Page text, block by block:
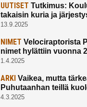
UUTISET Tutkimus:
takaisin kuria ja
13.9.2025
NIMET Velociraptorista
nimet hylättiin vuonna
1.4.2025
ARKI Vaikea, mutta
Puhutaanhan teillä
4.3.2025